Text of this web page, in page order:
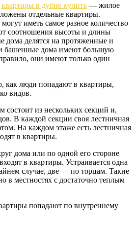
квартиры в дубне купить — жилое
отдельные квартиры.
иметь самое разное количество
соотношения высоты и длины
дома делятся на протяженные и
башенные дома имеют большую
они имеют только один
как люди попадают в квартиры,
видов.
из нескольких секций и,
В каждой секции своя лестничная
На каждом этаже есть лестничная
в квартиры.
дома или по одной его стороне
в квартиры. Устраивается одна
случае, две — по торцам. Такие
в местностях с достаточно теплым
попадают по внутреннему